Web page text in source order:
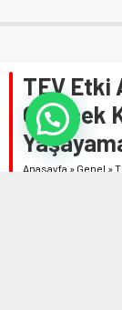
TEV Etki
Gelecek
Anasayfa » Genel »